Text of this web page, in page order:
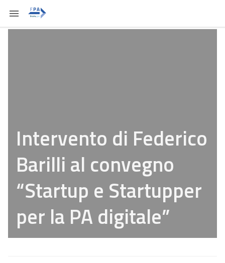
Intervento di Federico
Barilli al convegno
“Startup e Startupper
per la PA digitale”